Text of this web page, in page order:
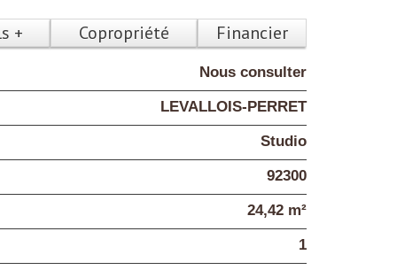
+ Copropriété Financier
Nous consulter
LEVALLOIS-PERRET
Studio
92300
24,42 m²
1